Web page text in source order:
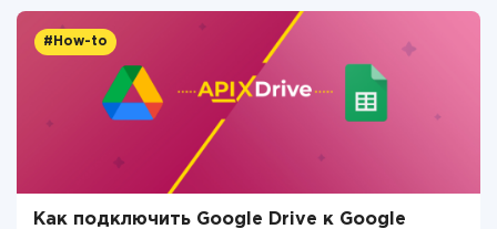
#How-to
Как подключить Google Drive к Google